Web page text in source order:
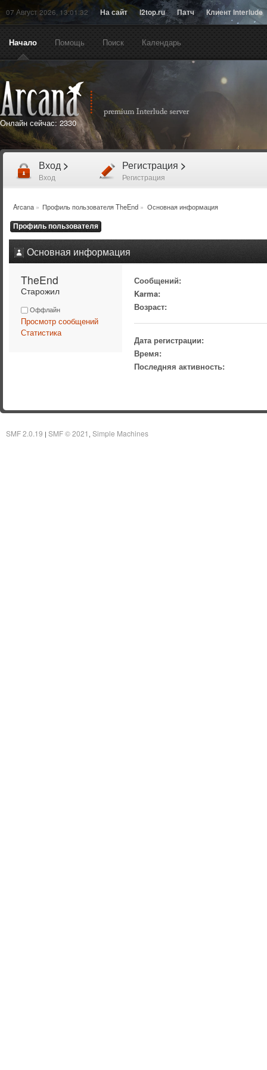
07 Август 2026, 13:01:32 На сайт l2top.ru Патч Клиент Interlude
Начало Помощь Поиск Календарь
Онлайн сейчас: 2330
Вход >
Вход
Регистрация >
Регистрация
Arcana» Профиль пользователя TheEnd » Основная информация
Профиль пользователя
Основная информация
TheEnd
Старожил
Оффлайн
Просмотр сообщений
Статистика
Сообщений:
Karma:
Возраст:
Дата регистрации:
Время:
Последняя активность:
SMF 2.0.19 | SMF © 2021 Simple Machines